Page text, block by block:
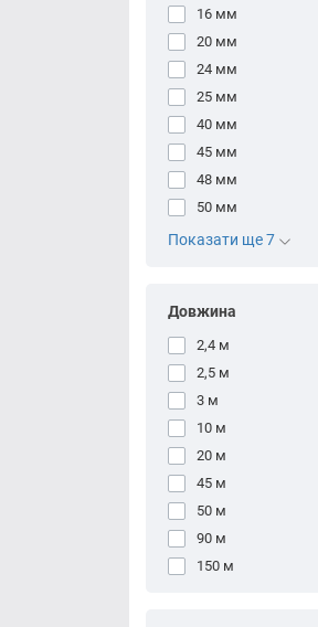
16 мм
20 мм
24 мм
25 мм
40 мм
45 мм
48 мм
50 мм
Показати ще 7
Довжина
2,4 м
2,5 м
3 м
10 м
20 м
45 м
50 м
90 м
150 м